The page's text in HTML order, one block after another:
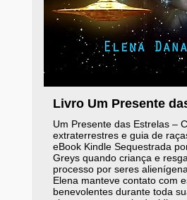
Livro Um Presente
Um Presente das Estrelas –
extraterrestres e guia de
eBook Kindle Sequestrada
Greys quando criança e
processo por seres
Elena manteve contato com
benevolentes durante toda